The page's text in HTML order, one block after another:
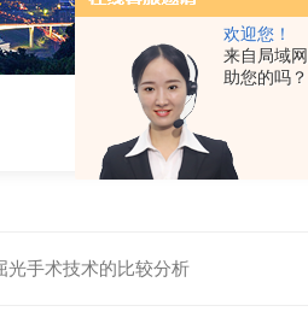
欢迎您！
来自局域
助您的吗？
光手术技术的比较分析